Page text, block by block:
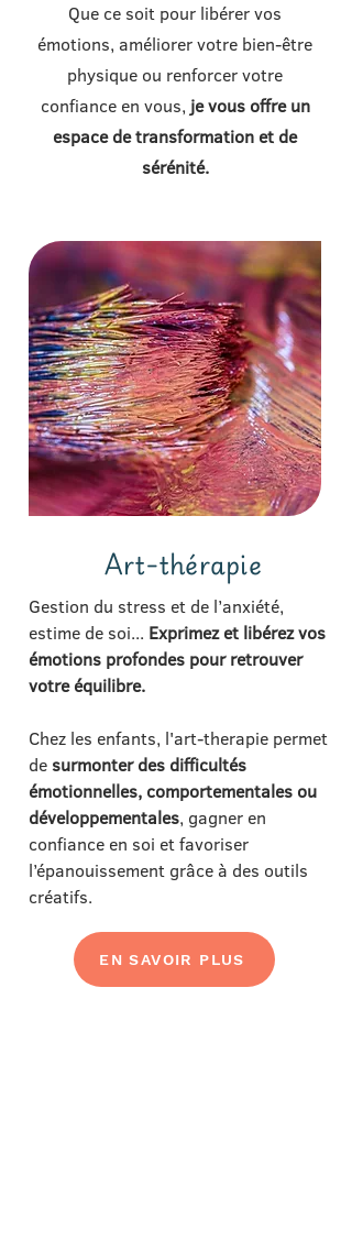
Que ce soit pour libérer vos
émotions, améliorer votre bien-être
physique ou renforcer votre
confiance en vous, je vous offre un
espace de transformation et de
sérénité.
Art-thérapie
Gestion du stress et de l’anxiété,
estime de soi... Exprimez et libérez vos
émotions profondes pour retrouver
votre équilibre.
Chez les enfants, l'art-therapie permet
de surmonter des difficultés
émotionnelles, comportementales ou
développementales, gagner en
confiance en soi et favoriser
l’épanouissement grâce à des outils
créatifs.
EN SAVOIR PLUS